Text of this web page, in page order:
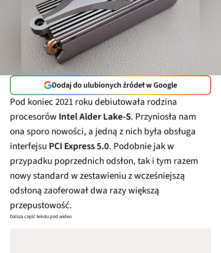
Dodaj do ulubionych źródeł w Google
Pod koniec 2021 roku debiutowała rodzina
procesorów Intel Alder Lake-S. Przyniosła nam
ona sporo nowości, a jedną z nich była obsługa
interfejsu PCI Express 5.0. Podobnie jak w
przypadku poprzednich odsłon, tak i tym razem
nowy standard w zestawieniu z wcześniejszą
odsłoną zaoferował dwa razy większą
przepustowość.
Dalsza część tekstu pod wideo